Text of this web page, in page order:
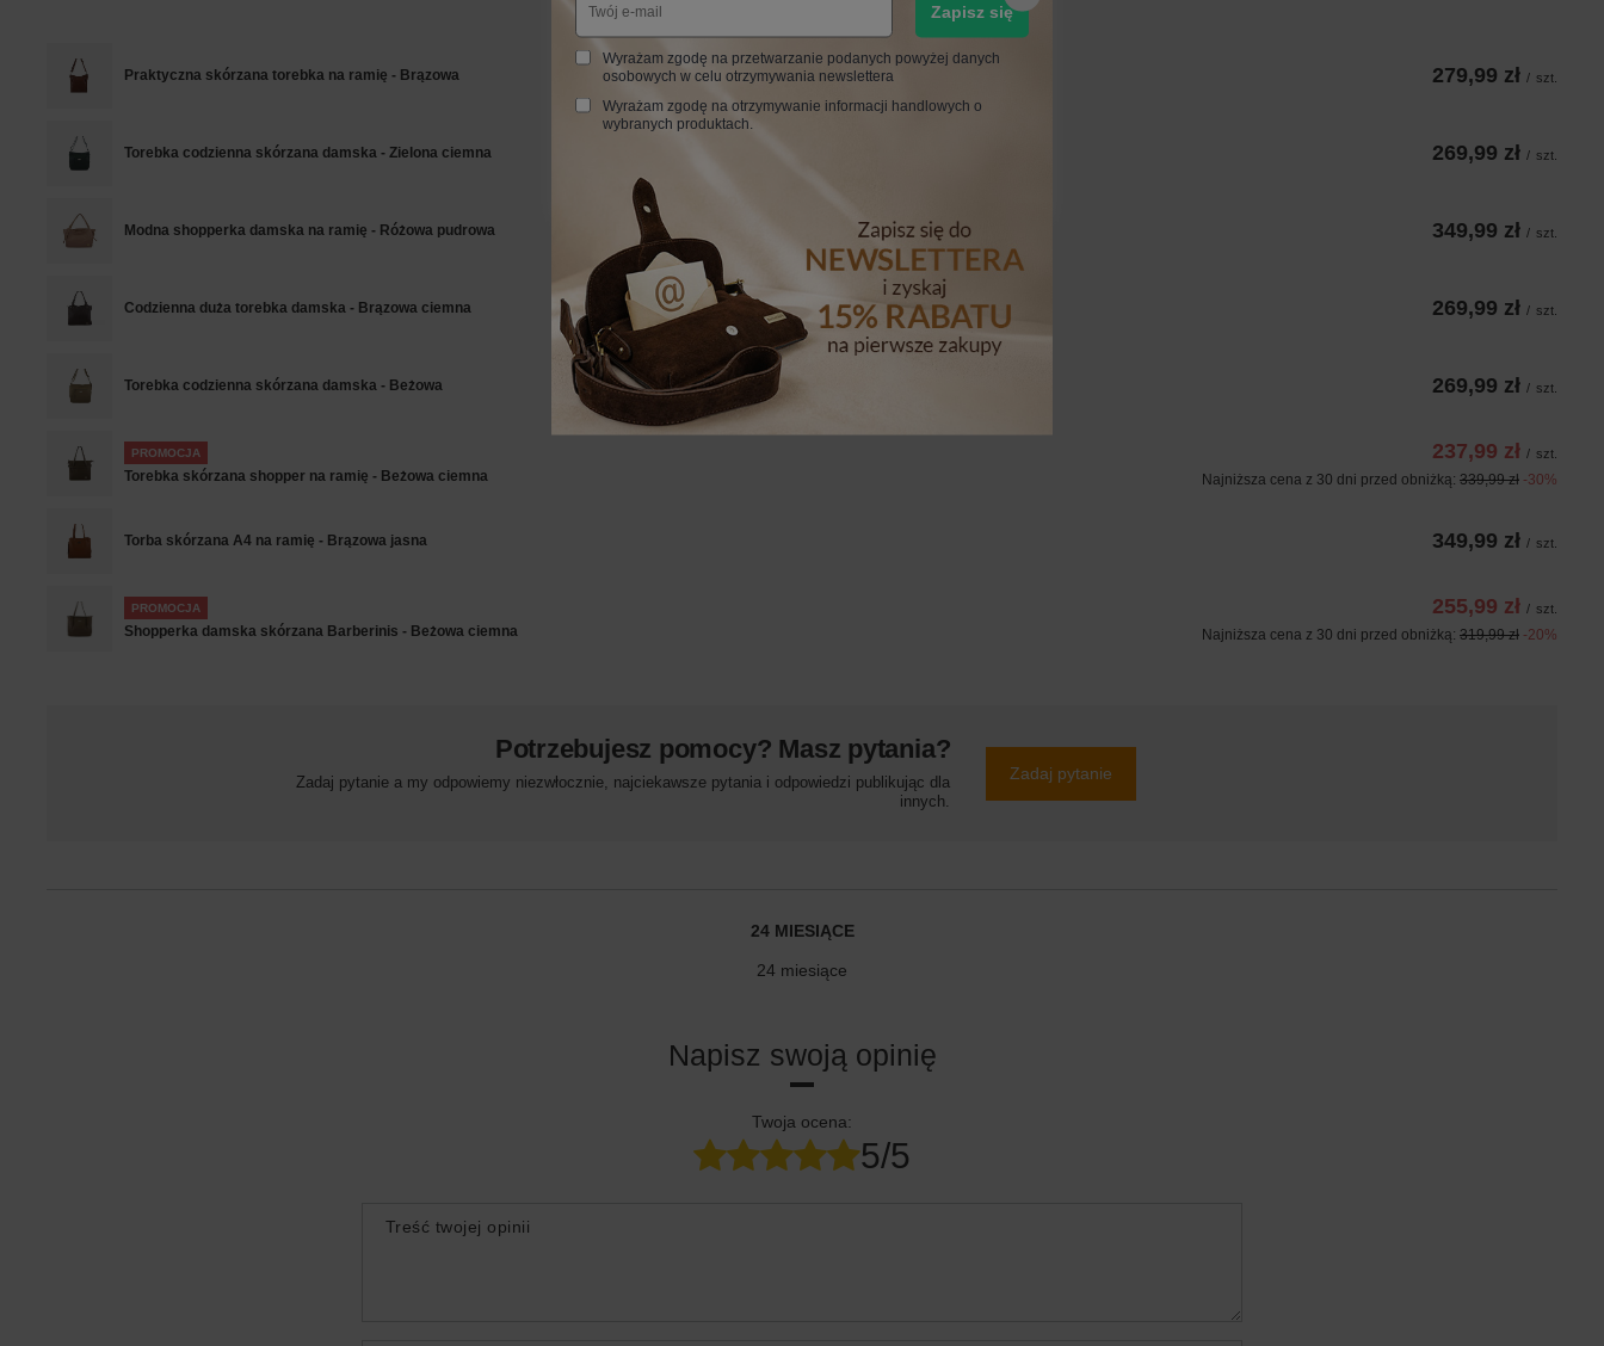
Praktyczna skórzana torebka na ramię - Brązowa 279,99 zł / szt.
Torebka codzienna skórzana damska - Zielona ciemna 269,99 zł / szt.
Modna shopperka damska na ramię - Różowa pudrowa 349,99 zł / szt.
Codzienna duża torebka damska - Brązowa ciemna 269,99 zł / szt.
Torebka codzienna skórzana damska - Beżowa 269,99 zł / szt.
PROMOCJA
Torebka skórzana shopper na ramię - Beżowa ciemna
237,99 zł / szt.
Najniższa cena z 30 dni przed obniżką: 339,99 zł -30%
Torba skórzana A4 na ramię - Brązowa jasna 349,99 zł / szt.
PROMOCJA
Shopperka damska skórzana Barberinis - Beżowa ciemna
255,99 zł / szt.
Najniższa cena z 30 dni przed obniżką: 319,99 zł -20%
Potrzebujesz pomocy? Masz pytania?
Zadaj pytanie a my odpowiemy niezwłocznie, najciekawsze pytania i odpowiedzi publikując dla
innych.
Zadaj pytanie
24 MIESIĄCE
24 miesiące
Napisz swoją opinię
Twoja ocena:
5/5
Treść twojej opinii
Zapisz się
Wyrażam zgodę na przetwarzanie podanych powyżej danych
osobowych w celu otrzymywania newslettera
Wyrażam zgodę na otrzymywanie informacji handlowych o
wybranych produktach.